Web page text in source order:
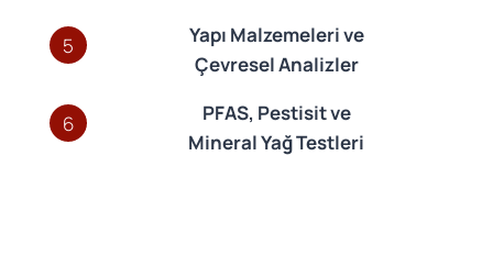
5
Yapı Malzemeleri ve
Çevresel Analizler
6
PFAS, Pestisit ve
Mineral Yağ Testleri